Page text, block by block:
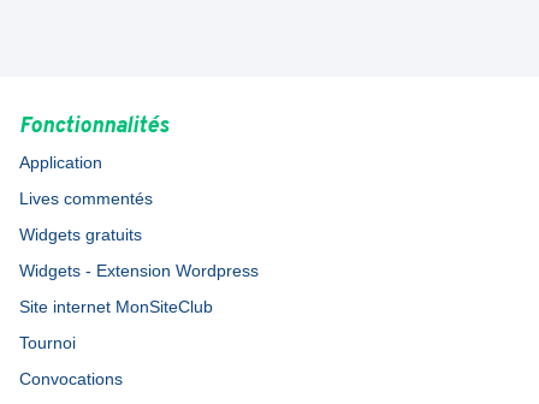
Fonctionnalités
Application
Lives commentés
Widgets gratuits
Widgets - Extension Wordpress
Site internet MonSiteClub
Tournoi
Convocations